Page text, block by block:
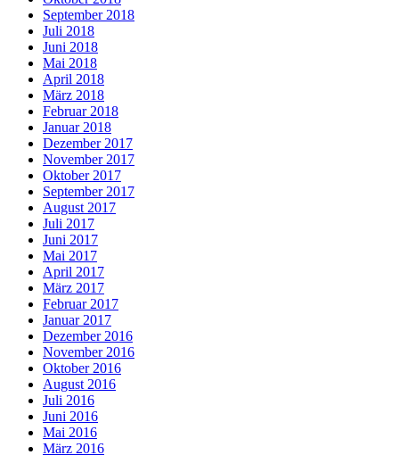
September 2018
Juli 2018
Juni 2018
Mai 2018
April 2018
März 2018
Februar 2018
Januar 2018
Dezember 2017
November 2017
Oktober 2017
September 2017
August 2017
Juli 2017
Juni 2017
Mai 2017
April 2017
März 2017
Februar 2017
Januar 2017
Dezember 2016
November 2016
Oktober 2016
August 2016
Juli 2016
Juni 2016
Mai 2016
März 2016